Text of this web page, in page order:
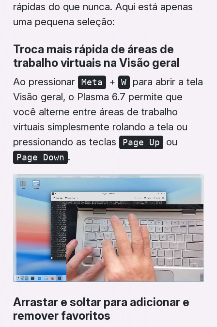
rápidas do que nunca. Aqui está apenas
uma pequena seleção:
Troca mais rápida de áreas de
trabalho virtuais na Visão geral
Ao pressionar Meta + W
para abrir a tela
Visão geral, o Plasma 6.7 permite que
você alterne entre áreas de trabalho
virtuais simplesmente rolando a tela ou
pressionando as teclas
Page Up ou
Page Down .
Arrastar e soltar para adicionar e
remover favoritos